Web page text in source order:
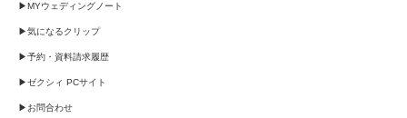
MYウェディングノート
気になるクリップ
予約・資料請求履歴
ゼクシィ PCサイト
お問合わせ